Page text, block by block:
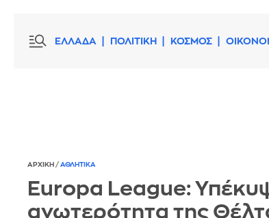
ΕΛΛΑΔΑ ΠΟΛΙΤΙΚΗ ΚΟΣΜΟΣ
ΑΡΧΙΚΗ / ΑΘΛΗΤΙΚΑ
Europa League:
ανωτερότητα της